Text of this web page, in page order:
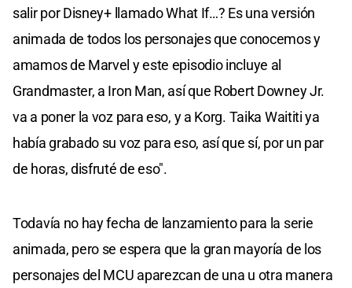
salir por Disney+ llamado What If…? Es una versión
animada de todos los personajes que conocemos y
amamos de Marvel y este episodio incluye al
Grandmaster, a Iron Man, así que Robert Downey Jr.
va a poner la voz para eso, y a Korg. Taika Waititi ya
había grabado su voz para eso, así que sí, por un par
de horas, disfruté de eso".
Todavía no hay fecha de lanzamiento para la serie
animada, pero se espera que la gran mayoría de los
personajes del MCU aparezcan de una u otra manera